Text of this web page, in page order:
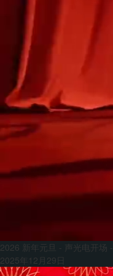
2026 新年元旦 - 声光电开场 -
2025年12月29日